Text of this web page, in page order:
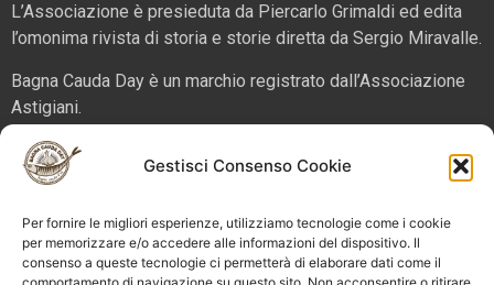
Gestisci Consenso Cookie
Per fornire le migliori esperienze, utilizziamo tecnologie come i cookie
per memorizzare e/o accedere alle informazioni del dispositivo. Il
consenso a queste tecnologie ci permetterà di elaborare dati come il
L’Associazione è presieduta da Piercarlo Grimaldi ed edita
l’omonima rivista di storia e storie diretta da Sergio Miravalle.
Bagna Cauda Day è un marchio registrato dall’Associazione
Astigiani.
La nostra sede è in via San Martino 2 (angolo corso Alfieri),
14100 – Asti. Tel. 324 5654070 emailinfo@bagnacaudaday.it
Supplemento al numero 52 di Astigiani testata registrata al
Tribunale di Asti n. 4 del 2012, direttore responsabile Sergio